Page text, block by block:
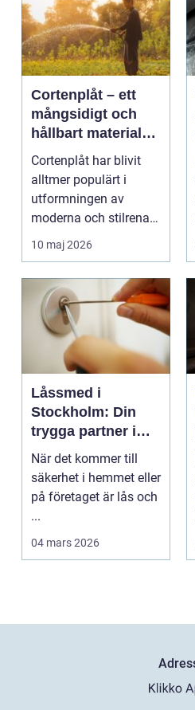
Cortenplåt – ett
mångsidigt och
hållbart material
för din trädgård
Cortenplåt har blivit
alltmer populärt i
utformningen av
moderna och stilrena
trädg&...
10 maj 2026
Låssmed i
Stockholm: Din
trygga partner i
huvudstaden
När det kommer till
säkerhet i hemmet eller
på företaget är lås och
...
04 mars 2026